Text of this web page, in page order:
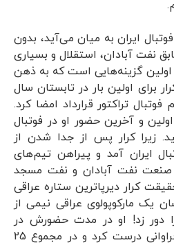
ایران به میان می‌آید، بدون
نفت آبادان، استقلال و بسیاری
گزینه‌هایی است که به ذهن
برای اولین بار در تابستان سال
فوتبال تراکتور قرارداد امضا کرد.
و آخرین حضور او در فوتبال
زیرا کرار پس از جدا شدن از
فوتبال ایران آمد و پیراهن تیم‌های
صنعت نفت آبادان و نفت مسجد
کرار دیرپاترین ستاره عراقی
یک مارکوپولوی عراقی نیمی از
دور زد! او در مدت حضورش در
فوتبال ایران حاشیه‌های فراوانی درست کرد و در مجموع 25